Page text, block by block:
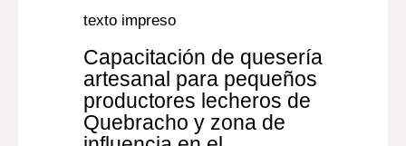
Documento digital
texto impreso